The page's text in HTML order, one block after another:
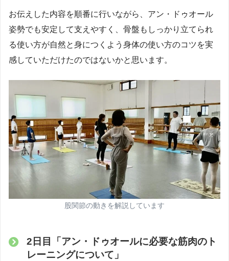
お伝えした内容を順番に行いながら、アン・ドゥオール
姿勢でも安定して支えやすく、骨盤もしっかり立てられ
る使い方が自然と身につくよう身体の使い方のコツを実
感していただけたのではないかと思います。
股関節の動きを解説しています
2日目「アン・ドゥオールに必要な筋肉のト
レーニングについて」